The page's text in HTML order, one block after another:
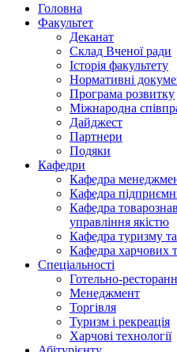
Головна
Факультет
Деканат
Склад Вченої ради
Історія факультету
Нормативні
Програма розвитку
Міжнародна
Дайджест
Партнери
Подяки
Кафедри
Кафедра
Кафедра
Кафедра
управління якістю
Кафедра туризму
Кафедра харчових
Спеціальності
Готельно-
Менеджмент
Торгівля
Туризм і рекреація
Харчові технології